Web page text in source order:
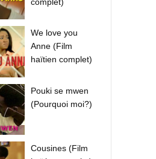
We love you
Anne (Film
haïtien complet)
Pouki se mwen
(Pourquoi moi?)
Cousines (Film